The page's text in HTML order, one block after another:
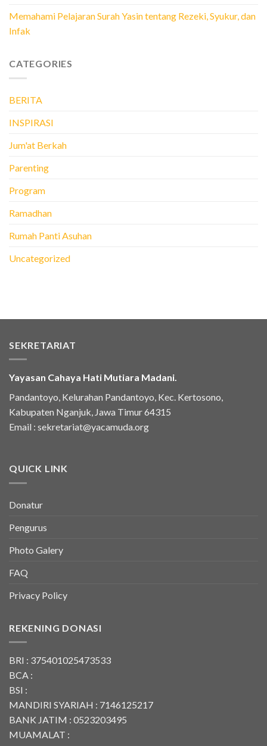
Memahami Pelajaran Surah Yasin tentang Rezeki, Syukur, dan
Infak
CATEGORIES
BERITA
INSPIRASI
Jum'at Berkah
Parenting
Program
Ramadhan
Rumah Panti Asuhan
Uncategorized
SEKRETARIAT
Yayasan Cahaya Hati Mutiara Madani.
Pandantoyo, Kelurahan Pandantoyo, Kec. Kertosono,
Kabupaten Nganjuk, Jawa Timur 64315
Email : sekretariat@yacamuda.org
QUICK LINK
Donatur
Pengurus
Photo Galery
FAQ
Privacy Policy
REKENING DONASI
BRI : 375401025473533
BCA :
BSI :
MANDIRI SYARIAH : 7146125217
BANK JATIM : 0523203495
MUAMALAT :